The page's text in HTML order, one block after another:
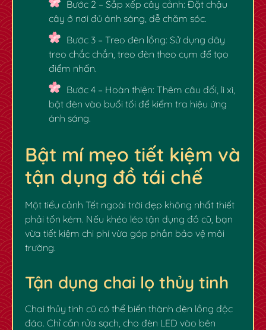
Bước 2 – Sắp xếp cây cảnh: Đặt chậu
cây ở nơi đủ ánh sáng, dễ chăm sóc.
Bước 3 – Treo đèn lồng: Sử dụng dây
treo chắc chắn, treo đèn theo cụm để tạo
điểm nhấn.
Bước 4 – Hoàn thiện: Thêm câu đối, lì xì,
bật đèn vào buổi tối để kiểm tra hiệu ứng
ánh sáng.
Bật mí mẹo tiết kiệm và
tận dụng đồ tái chế
Một tiểu cảnh Tết ngoài trời đẹp không nhất thiết
phải tốn kém. Nếu khéo léo tận dụng đồ cũ, bạn
vừa tiết kiệm chi phí vừa góp phần bảo vệ môi
trường.
Tận dụng chai lọ thủy tinh
Chai thủy tinh cũ có thể biến thành đèn lồng độc
đáo. Chỉ cần rửa sạch, cho đèn LED vào bên
✿
✿